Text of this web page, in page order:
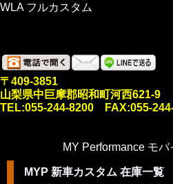
WLA フルカスタム
〒409-3851
山梨県中巨摩郡昭和町河西621-9
TEL:055-244-8200 FAX:055-
MY Performance モ
MYP 新車カスタム 在庫一覧